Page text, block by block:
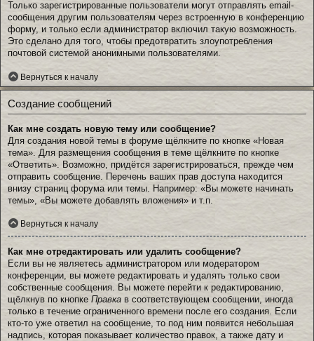
Только зарегистрированные пользователи могут отправлять email-
сообщения другим пользователям через встроенную в конференцию
форму, и только если администратор включил такую возможность.
Это сделано для того, чтобы предотвратить злоупотребления
почтовой системой анонимными пользователями.
Вернуться к началу
Создание сообщений
Как мне создать новую тему или сообщение?
Для создания новой темы в форуме щёлкните по кнопке «Новая
тема». Для размещения сообщения в теме щёлкните по кнопке
«Ответить». Возможно, придётся зарегистрироваться, прежде чем
отправить сообщение. Перечень ваших прав доступа находится
внизу страниц форума или темы. Например: «Вы можете начинать
темы», «Вы можете добавлять вложения» и т.п.
Вернуться к началу
Как мне отредактировать или удалить сообщение?
Если вы не являетесь администратором или модератором
конференции, вы можете редактировать и удалять только свои
собственные сообщения. Вы можете перейти к редактированию,
щёлкнув по кнопке Правка в соответствующем сообщении, иногда
только в течение ограниченного времени после его создания. Если
кто-то уже ответил на сообщение, то под ним появится небольшая
надпись, которая показывает количество правок, а также дату и